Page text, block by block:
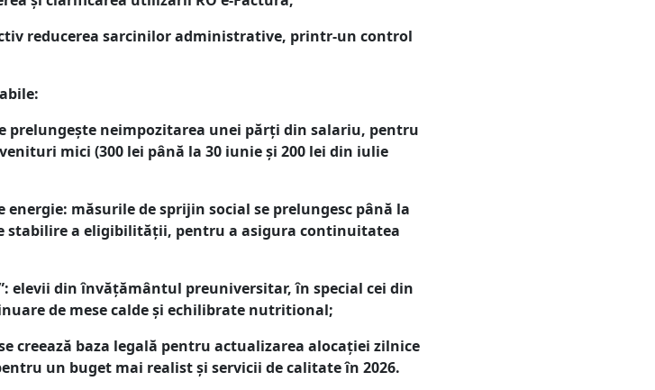
reducerea sarcinilor administrative, printr-un control
neimpozitarea unei părți din salariu, pentru
mici (300 lei până la 30 iunie și 200 lei din iulie
măsurile de sprijin social se prelungesc până la
stabilire a eligibilității, pentru a asigura continuitatea
elevii din învățământul preuniversitar, în special cei din
de mese calde și echilibrate nutritional;
creează baza legală pentru actualizarea alocației zilnice
un buget mai realist și servicii de calitate în 2026.